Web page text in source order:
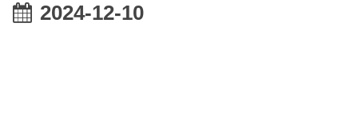
2024-12-10